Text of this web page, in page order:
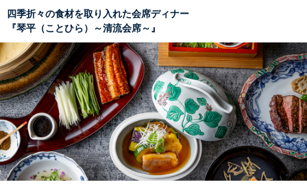
四季折々の食材を取り入れた会席ディナー
『琴平（ことひら）～清流会席～』